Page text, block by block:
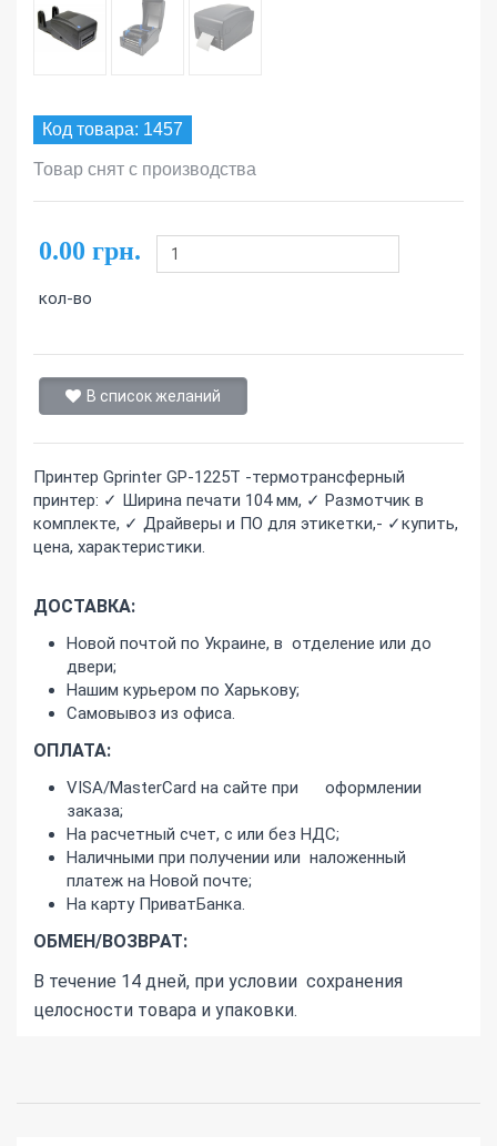
Код товара: 1457
Товар снят с производства
0.00 грн.
кол-во
В список желаний
Принтер Gprinter GP-1225T -термотрансферный
принтер: ✓ Ширина печати 104 мм, ✓ Размотчик в
комплекте, ✓ Драйверы и ПО для этикетки,- ✓купить,
цена, характеристики.
ДОСТАВКА:
Новой почтой по Украине, в отделение или до
двери;
Нашим курьером по Харькову;
Самовывоз из офиса.
ОПЛАТА:
VISA/MasterCard на сайте при оформлении
заказа;
На расчетный счет, с или без НДС;
Наличными при получении или наложенный
платеж на Новой почте;
На карту ПриватБанка.
ОБМЕН/ВОЗВРАТ:
В течение 14 дней, при условии сохранения
целосности товара и упаковки.